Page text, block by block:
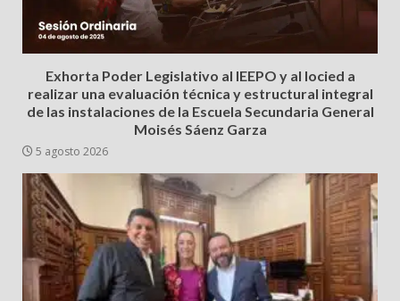
Exhorta Poder Legislativo al IEEPO y al Iocied a
realizar una evaluación técnica y estructural integral
de las instalaciones de la Escuela Secundaria General
Moisés Sáenz Garza
5 agosto 2026